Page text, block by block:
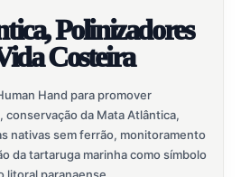
Polinizadores
Costeira
Hand para promover
conservação da Mata Atlântica,
nativas sem ferrão, monitoramento
da tartaruga marinha como símbolo